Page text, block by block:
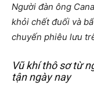
Người đàn ông
khỏi chết đuối và
chuyến phiêu lưu
Vũ khí thô sơ từ
tận ngày nay